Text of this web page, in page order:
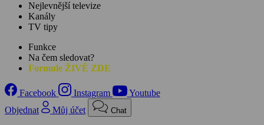
Nejlevnější televize
Kanály
TV tipy
Funkce
Na čem sledovat?
Formule ŽIVĚ ZDE
Facebook Instagram
Youtube
Objednat
Můj účet Chat